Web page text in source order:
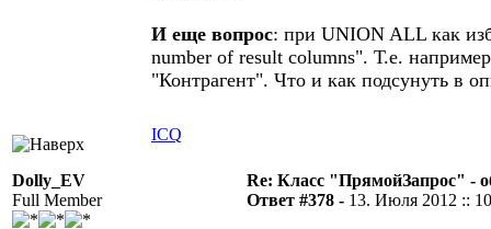
И еще вопрос: при UNION ALL как
number of result columns". Т.е.
"Контрагент". Что и как подсунуть в
ICQ
Dolly_EV
Full Member
Re: Класс "ПрямойЗапрос" -
Ответ #378 - 13. Июля 2012 ::